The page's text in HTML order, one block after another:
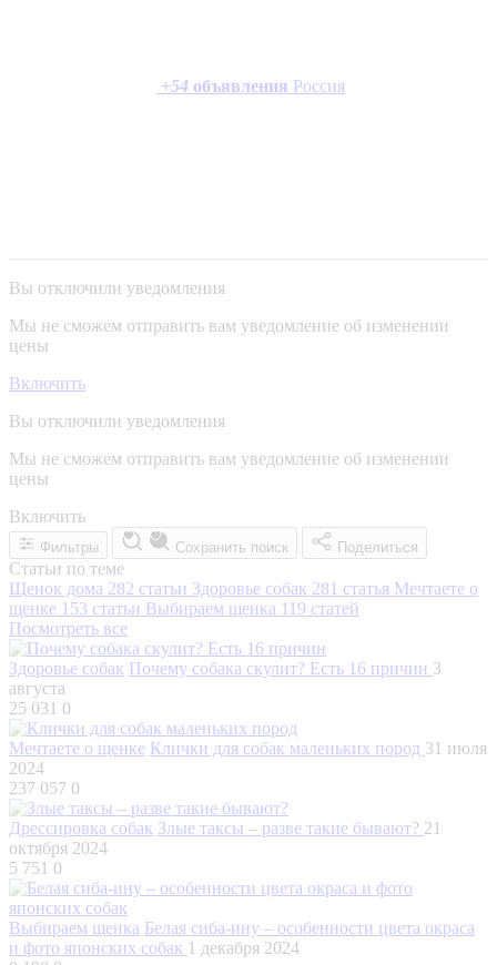
+54 объявления Россия
Вы отключили уведомления
Мы не сможем отправить вам уведомление об изменении
цены
Включить
Вы отключили уведомления
Мы не сможем отправить вам уведомление об изменении
цены
Включить
Фильтры Сохранить поиск Поделиться
Статьи по теме
Щенок дома 282 статьи Здоровье собак 281 статья Мечтаете о
щенке 153 статьи Выбираем щенка 119 статей
Посмотреть все
Здоровье собак Почему собака скулит? Есть 16 причин 3
августа
25 031 0
Мечтаете о щенке Клички для собак маленьких пород 31 июля
2024
237 057 0
Дрессировка собак Злые таксы – разве такие бывают? 21
октября 2024
5 751 0
Выбираем щенка Белая сиба-ину – особенности цвета окраса
и фото японских собак 1 декабря 2024